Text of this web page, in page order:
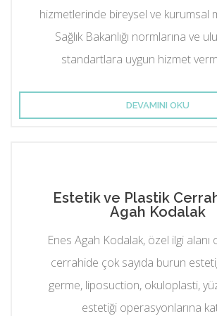
hizmetlerinde bireysel ve kurumsal
Sağlık Bakanlığı normlarına ve
standartlara uygun hizmet
DEVAMINI OKU
Estetik ve Plastik
Agah Kodalak
Enes Agah Kodalak, özel ilgi alanı
cerrahide çok sayıda burun
germe, liposuction, okuloplasti,
estetiği operasyonlarına